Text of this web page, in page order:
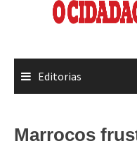
Editorias
Marrocos